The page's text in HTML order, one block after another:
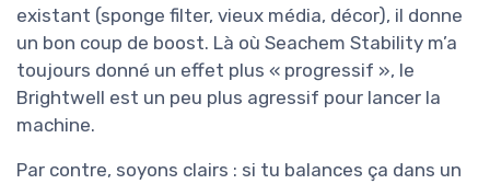
existant (sponge filter, vieux média, décor), il donne
un bon coup de boost. Là où Seachem Stability m’a
toujours donné un effet plus « progressif », le
Brightwell est un peu plus agressif pour lancer la
machine.
Par contre, soyons clairs : si tu balances ça dans un